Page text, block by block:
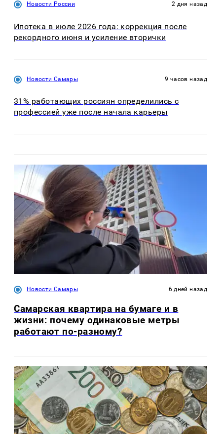
Новости России 2 дня назад
Ипотека в июле 2026 года: коррекция после
рекордного июня и усиление вторички
Новости Самары 9 часов назад
31% работающих россиян определились с
профессией уже после начала карьеры
Новости Самары 6 дней назад
Самарская квартира на бумаге и в
жизни: почему одинаковые метры
работают по-разному?